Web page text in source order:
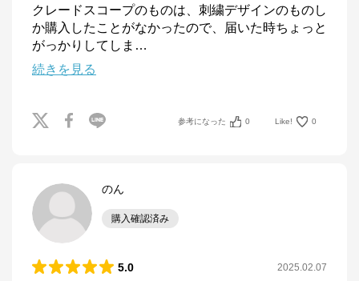
クレードスコープのものは、刺繍デザインのものし
か購入したことがなかったので、届いた時ちょっと
がっかりしてしま …
続きを見る
参考になった 0 Like! 0
のん
購入確認済み
5.0 2025.02.07